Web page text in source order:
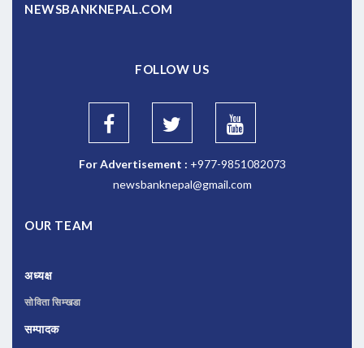
NEWSBANKNEPAL.COM
FOLLOW US
For Advertisement : +977-9851082073
newsbanknepal@gmail.com
OUR TEAM
अध्यक्ष
सोविता सिम्खडा
सम्पादक